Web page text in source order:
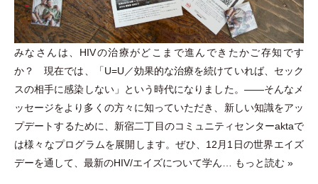
みなさんは、HIVの治療がどこまで進んできたかご存知です
か？ 現在では、
「U=U／効果的な治療を続けていれば、セック
スの相手に感染しない」
という時代になりました。――そんなメ
ッセージをより多くの方々に知っていただき、新しい知識をアッ
プデートするために、新宿二丁目のコミュニティセンターaktaで
は様々なプログラムを展開します。ぜひ、12月1日の世界エイズ
デーを通して、最新のHIV/エイズについて学ん…
もっと読む »